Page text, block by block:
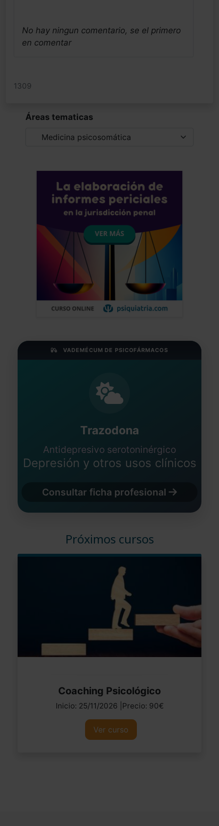
No hay ningun comentario, se el primero
en comentar
1309
Áreas tematicas
VADEMÉCUM DE PSICOFÁRMACOS
Trazodona
Antidepresivo serotoninérgico
Depresión y otros usos clínicos
Consultar ficha profesional
Próximos cursos
Coaching Psicológico
Inicio: 25/11/2026 |Precio: 90€
Ver curso